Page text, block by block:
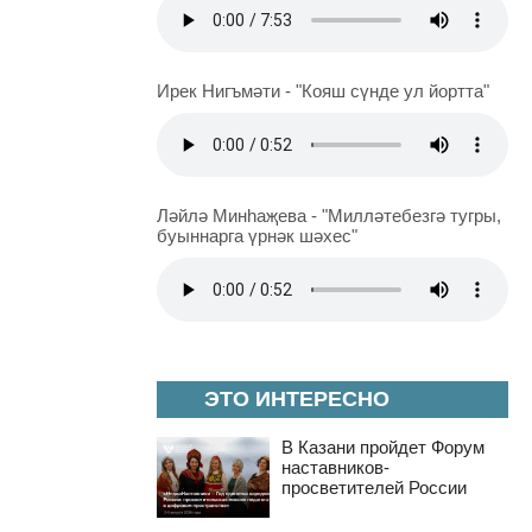
ЭТО ИНТЕРЕСНО
В Казани пройдет Форум
наставников-
просветителей России
Ирек Нигъмәти - "Кояш сүнде ул йортта"
Ләйлә Минһаҗева - "Милләтебезгә тугры,
буыннарга үрнәк шәхес"